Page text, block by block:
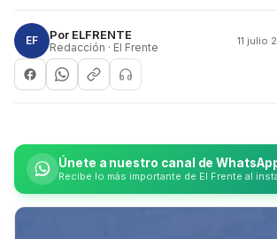
EF Por ELFRENTE
Redacción · El Frente 11 julio
Únete a nuestro canal de
Recibe lo más importante de El Frente al